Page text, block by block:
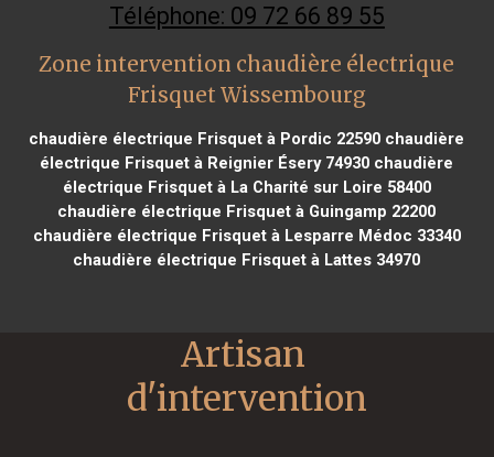
Téléphone: 09 72 66 89 55
Zone intervention chaudière électrique
Frisquet Wissembourg
chaudière électrique Frisquet à Pordic 22590 chaudière
électrique Frisquet à Reignier Ésery 74930 chaudière
électrique Frisquet à La Charité sur Loire 58400
chaudière électrique Frisquet à Guingamp 22200
chaudière électrique Frisquet à Lesparre Médoc 33340
chaudière électrique Frisquet à Lattes 34970
Artisan
d'intervention